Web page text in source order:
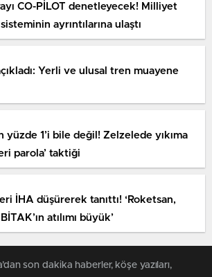
CO-PİLOT denetleyecek! Milliyet
ayrıntılarına ulaştı
Yerli ve ulusal tren muayene
yüzde 1’i bile değil! Zelzelede yıkıma
parola’ taktiği
İHA düşürerek tanıttı! ‘Roketsan,
atılımı büyük’
son dakika haberler, köşe yazıları,